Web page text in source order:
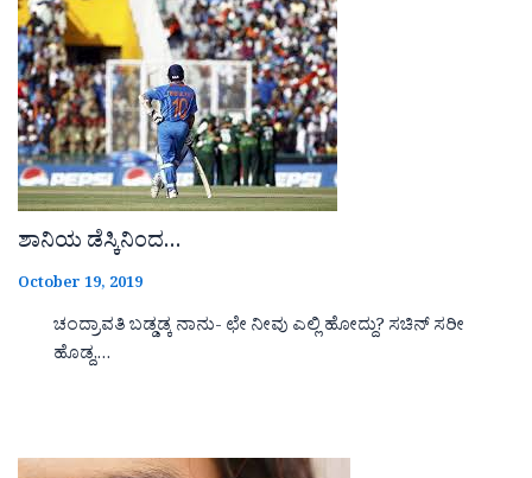
ಶಾನಿಯ ಡೆಸ್ಕಿನಿಂದ…
October 19, 2019
ಚಂದ್ರಾವತಿ ಬಡ್ಡಡ್ಕ ನಾನು- ಛೇ ನೀವು ಎಲ್ಲಿ ಹೋದ್ದು? ಸಚಿನ್ ಸರೀ
ಹೊಡ್ದ,…